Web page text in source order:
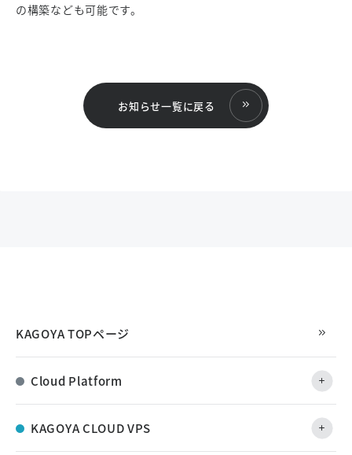
の構築なども可能です。
お知らせ一覧に戻る
KAGOYA TOPページ
Cloud Platform
KAGOYA CLOUD VPS